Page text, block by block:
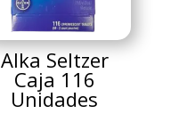
Alka Seltzer
Caja 116
Unidades